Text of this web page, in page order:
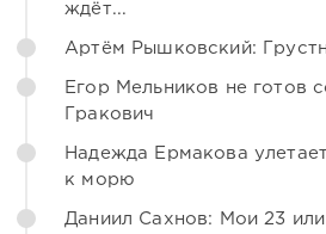
ждёт...
Артём Рышковский:
Егор Мельников не готов
Гракович
Надежда Ермакова
к морю
Даниил Сахнов: Мои 23 или